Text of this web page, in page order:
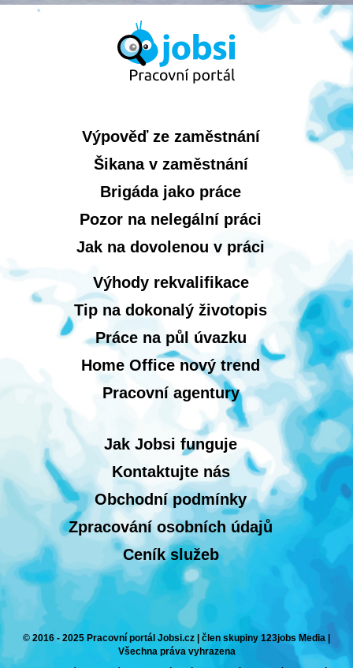
Výpověď ze zaměstnání
Šikana v zaměstnání
Brigáda jako práce
Pozor na nelegální práci
Jak na dovolenou v práci
Výhody rekvalifikace
Tip na dokonalý životopis
Práce na půl úvazku
Home Office nový trend
Pracovní agentury
Jak Jobsi funguje
Kontaktujte nás
Obchodní podmínky
Zpracování osobních údajů
Ceník služeb
© 2016 - 2025 Pracovní portál Jobsi.cz | člen skupiny 123jobs Media |
Všechna práva vyhrazena